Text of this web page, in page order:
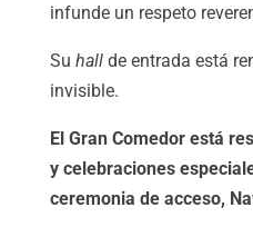
infunde un respeto
Su hallde entrada está
invisible.
El Gran Comedor está
y celebraciones
ceremonia de acceso,